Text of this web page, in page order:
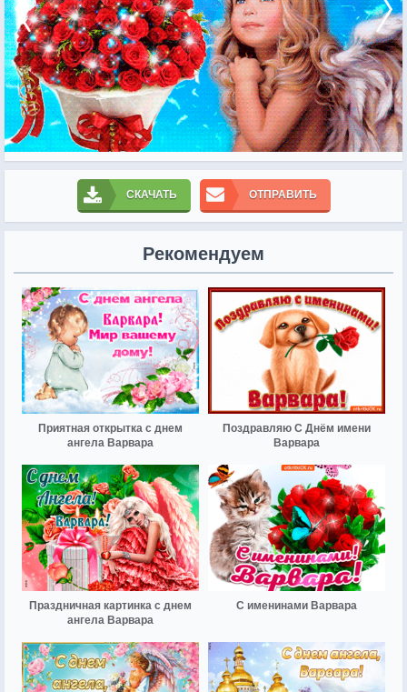
СКАЧАТЬ ОТПРАВИТЬ
Рекомендуем
Приятная открытка с днем
ангела Варвара
Поздравляю С Днём имени
Варвара
Праздничная картинка с днем
ангела Варвара
С именинами Варвара